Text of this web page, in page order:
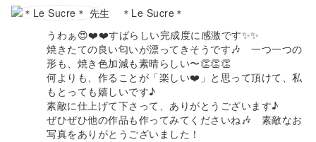
＊Le Sucre＊
うわぁ😍❤️❤️すばらしい完成度に感激です✨✨
焼きたての良い匂いが漂ってきそうです🎶 一つ一つの
形も、焼き色加減も素晴らしい〜👏👏👏
何よりも、作ることが「楽しい❤️」と思って頂けて、私
もとっても嬉しいです♪
素敵に仕上げて下さって、ありがとうございます♪
ぜひぜひ他の作品も作ってみてくださいね🎶 素敵なお
写真をありがとうございました！